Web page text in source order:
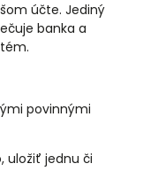
účte. Jediný
banka a
povinnými
uložiť jednu či